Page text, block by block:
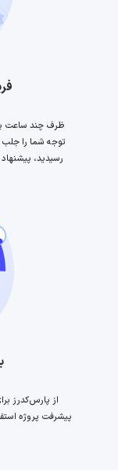
ظرف چند ساعت
توجه شما را جلب
رسیدید،
از پارس‌کدرز
پیشرفت پروژه